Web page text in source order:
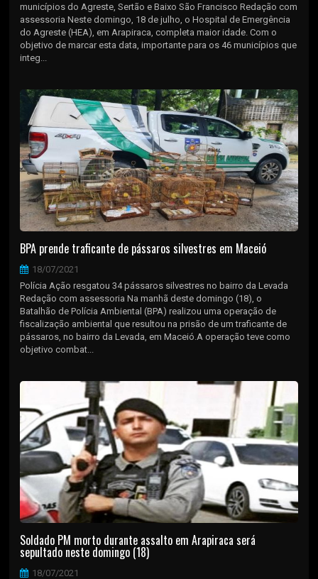
municípios do Agreste, Sertão e Baixo São Francisco Redação com
assessoria Neste domingo, 18 de julho, o Hospital de Emergência
do Agreste (HEA), em Arapiraca, completa maior idade. Com o
objetivo de marcar esta data, importante para os 46 municípios que
integ...
BPA prende traficante de pássaros silvestres em Maceió
18/07/2021
Polícia Ação resgatou 34 pássaros silvestres no bairro da Levada
Redação com assessoria Na manhã deste domingo (18), o
Batalhão de Polícia Ambiental (BPA) realizou uma operação de
fiscalização ambiental que resultou na prisão de um traficante de
pássaros, no bairro da Levada, em Maceió.A operação teve como
objetivo combat...
Soldado PM morto durante assalto em Arapiraca será
sepultado neste domingo (18)
18/07/2021